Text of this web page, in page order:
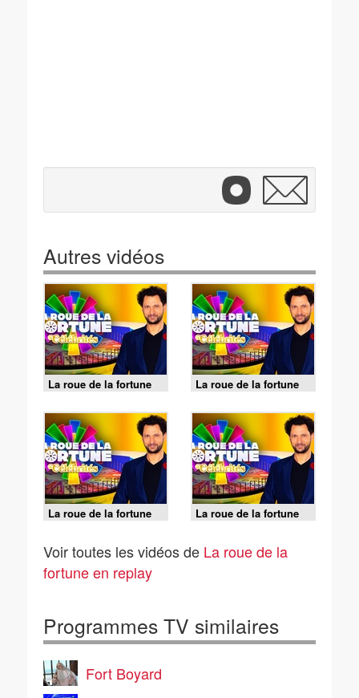
Autres vidéos
La roue de la fortune
célébrités - Émission 3
(2/2)
La roue de la fortune
célébrités - Émission 3
(1/2)
La roue de la fortune
célébrités - Émission 5
La roue de la fortune
célébrités - Émission 5
Voir toutes les vidéos de La roue de la
fortune en replay
Programmes TV similaires
Fort Boyard